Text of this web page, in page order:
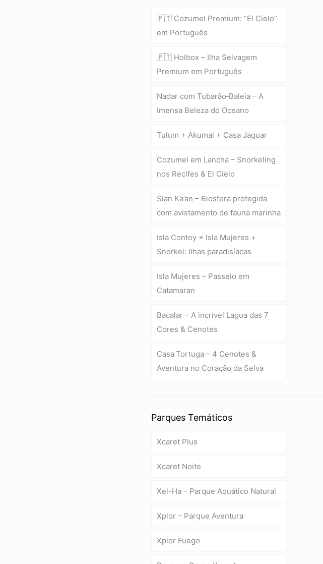
🇵🇹 Cozumel Premium: “El Cielo”
em Português
🇵🇹 Holbox – Ilha Selvagem
Premium em Português
Nadar com Tubarão‑Baleia – A
Imensa Beleza do Oceano
Tulum + Akumal + Casa Jaguar
Cozumel em Lancha – Snorkeling
nos Recifes & El Cielo
Sian Ka’an – Biosfera protegida
com avistamento de fauna marinha
Isla Contoy + Isla Mujeres +
Snorkel: Ilhas paradisíacas
Isla Mujeres – Passeio em
Catamaran
Bacalar – A incrível Lagoa das 7
Cores & Cenotes
Casa Tortuga – 4 Cenotes &
Aventura no Coração da Selva
Parques Temáticos
Xcaret Plus
Xcaret Noite
Xel-Ha – Parque Aquático Natural
Xplor – Parque Aventura
Xplor Fuego